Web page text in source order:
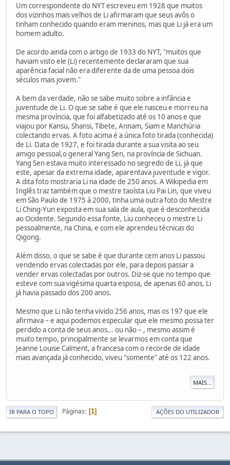
Um correspondente do NYT escreveu em 1928 que muitos
dos vizinhos mais velhos de Li afirmaram que seus avôs o
tinham conhecido quando eram meninos, mas que Li já era um
homem adulto.
De acordo ainda com o artigo de 1933 do NYT, "muitos que
haviam visto ele (Li) recentemente declararam que sua
aparência facial não era diferente da de uma pessoa dois
séculos mais jovem."
A bem da verdade, não se sabe muito sobre a infância e
juventude de Li. O que se sabe é que ele nasceu e morreu na
mesma província, que foi alfabetizado até os 10 anos e que
viajou por Kansu, Shansi, Tibete, Annam, Siam e Manchúria
colectando ervas. A foto acima é a única foto tirada (conhecida)
de Li. Data de 1927, e foi tirada durante a sua visita ao seu
amigo pessoal,o general Yang Sen, na província de Sichuan.
Yang Sen estava muito interessado no segredo de Li, já que
este, apesar da extrema idade, aparentava juventude e vigor.
A dita foto mostraria Li na idade de 250 anos. A Wikipedia em
Inglês traz também que o mestre taoísta Liu Pai Lin, que viveu
em São Paulo de 1975 à 2000, tinha uma outra foto do Mestre
Li Ching-Yun exposta em sua sala de aula, que é desconhecida
ao Ocidente. Segundo essa fonte, Liu conheceu o mestre Li
pessoalmente, na China, e com ele aprendeu técnicas do
Qigong.
Além disso, o que se sabe é que durante cem anos Li passou
vendendo ervas colectadas por ele, para depois passar a
vender ervas colectadas por outros. Diz-se que no tempo que
esteve com sua vigésima quarta esposa, de apenas 60 anos, Li
já havia passado dos 200 anos.
Mesmo que Li não tenha vivido 256 anos, mas os 197 que ele
afirmava – e aqui podemos especular que ele mesmo possa ter
perdido a conta de seus anos... ou não – , mesmo assim é
muito tempo, principalmente se levarmos em conta que
Jeanne Louise Calment, a francesa com o recorde de idade
mais avançada já conhecido, viveu "somente" até os 122 anos.
MAIS...
IR PARA O TOPO Páginas 1 AÇÕES DO UTILIZADOR